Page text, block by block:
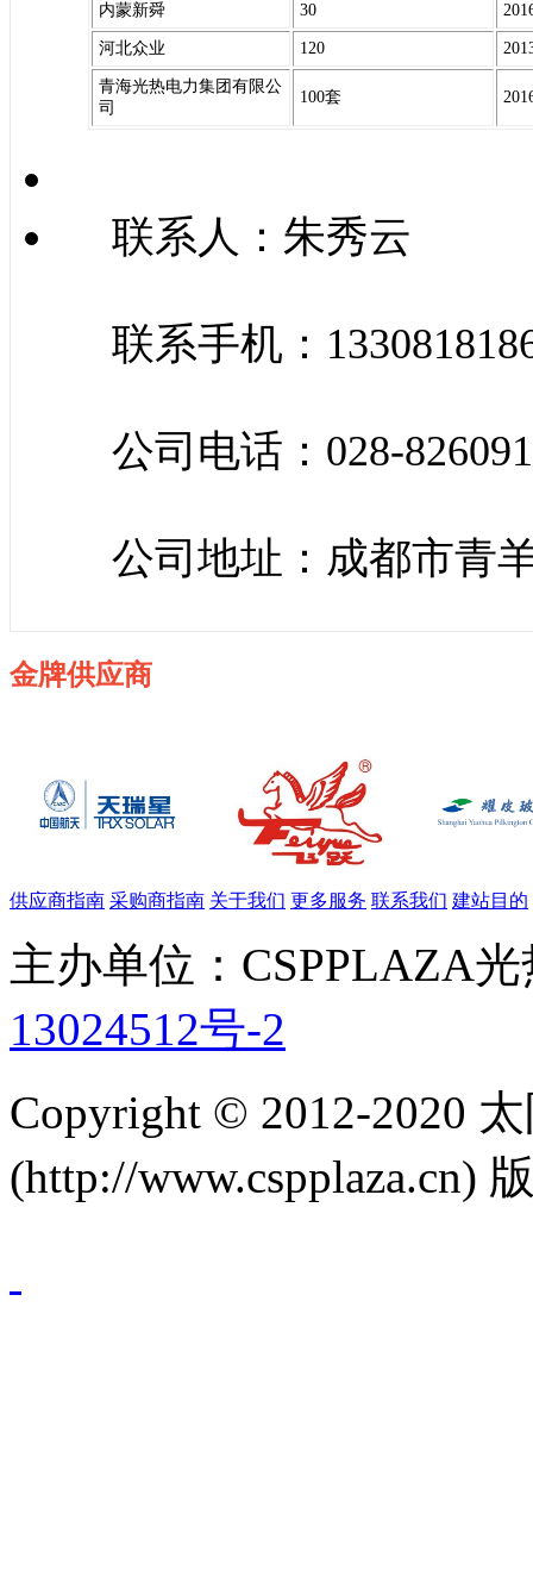
内蒙新舜 30
河北众业 120
青海光热电力集团有限公
司
100套
联系人：朱秀云
联系手机：
公司电话：028-
公司地址：成都市青
金牌供应商
供应商指南 采购商指南 关于我们 更多服务 联系我们 建站目的
主办单位：CSPPLAZA
13024512号-2
Copyright © 2012-2020
(http://www.cspplaza.cn)